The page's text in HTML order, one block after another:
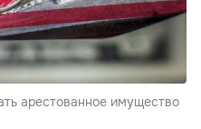
арестованное имущество